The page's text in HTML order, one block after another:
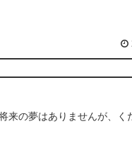
の夢はありませんが、く